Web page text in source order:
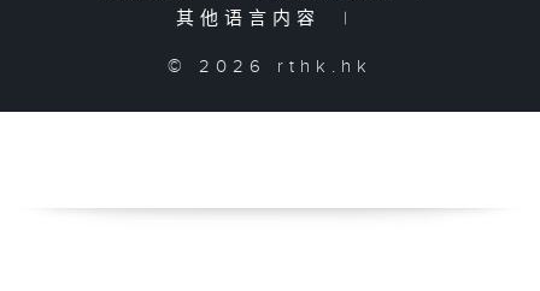
其他语言内容
|
© 2026 rthk.hk